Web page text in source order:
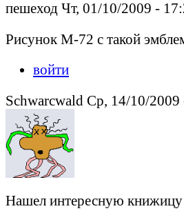
пешеход Чт, 01/10/2009 -
Рисунок М-72 с такой
войти
Schwarcwald Ср, 14/10/2009
Нашел интересную книжицу